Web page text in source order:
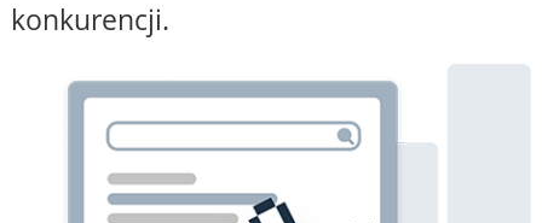
konkurencji.